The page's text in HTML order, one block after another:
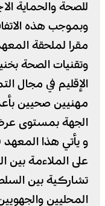
للصحة والحماية
وبموجب هذه
مقرا لملحقة
وتقنيات الصحة
الإقليم في مجال
الجهة بمستوى
و يأتي هذا المعهد
على الملاءمة بين
تشاركية بين
المحليين